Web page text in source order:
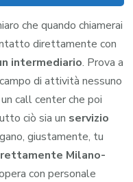
che quando chiamerai
direttamente con
intermediario. Prova a
di attività nessuno
call center che poi
ciò sia un servizio
giustamente, tu
Milano-
con personale